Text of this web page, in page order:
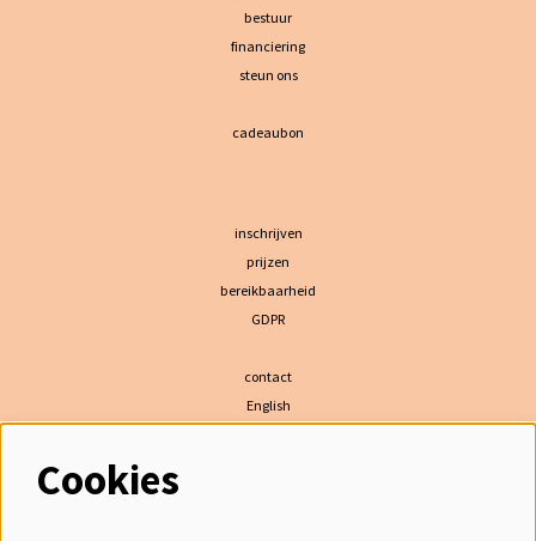
bestuur
financiering
steun ons
cadeaubon
inschrijven
prijzen
bereikbaarheid
GDPR
contact
English
Cookies